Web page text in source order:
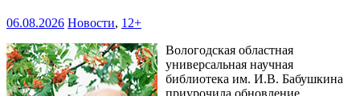
06.08.2026 Новости, 12+
Вологодская областная
универсальная научная
библиотека им. И.В. Бабушкина
приурочила обновление